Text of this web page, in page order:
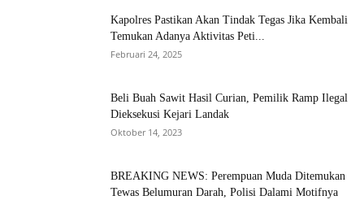
Kapolres Pastikan Akan Tindak Tegas Jika Kembali
Temukan Adanya Aktivitas Peti...
Februari 24, 2025
Beli Buah Sawit Hasil Curian, Pemilik Ramp Ilegal
Dieksekusi Kejari Landak
Oktober 14, 2023
BREAKING NEWS: Perempuan Muda Ditemukan
Tewas Belumuran Darah, Polisi Dalami Motifnya